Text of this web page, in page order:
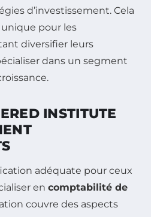
d’investissement. Cela
pour les
diversifier leurs
dans un segment
INSTITUTE
adéquate pour ceux
en comptabilité de
couvre des aspects